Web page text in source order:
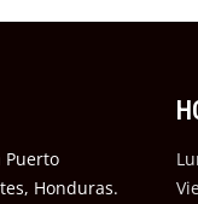
Puerto
Honduras.